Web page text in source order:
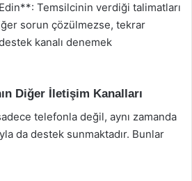
Temsilcinin verdiği talimatları
sorun çözülmezse, tekrar
kanalı denemek
Diğer İletişim Kanalları
telefonla değil, aynı zamanda
da destek sunmaktadır. Bunlar